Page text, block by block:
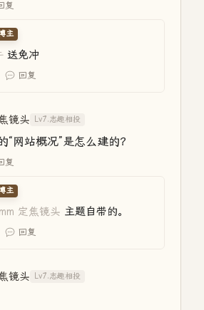
复
主
送免冲
回复
镜头 Lv7.志趣相投
“网站概况”是怎么建的？
复
主
定焦镜头 主题自带的。
回复
镜头 Lv7.志趣相投